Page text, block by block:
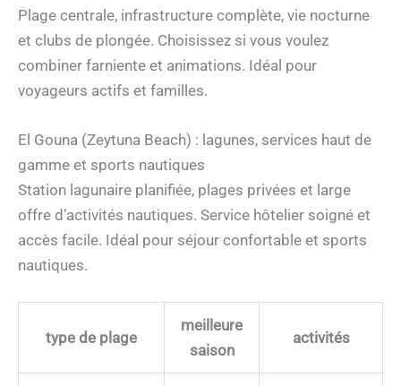
Plage centrale, infrastructure complète, vie nocturne
et clubs de plongée. Choisissez si vous voulez
combiner farniente et animations. Idéal pour
voyageurs actifs et familles.
El Gouna (Zeytuna Beach) : lagunes, services haut de
gamme et sports nautiques
Station lagunaire planifiée, plages privées et large
offre d’activités nautiques. Service hôtelier soigné et
accès facile. Idéal pour séjour confortable et sports
nautiques.
type de plage
meilleure
saison
activités